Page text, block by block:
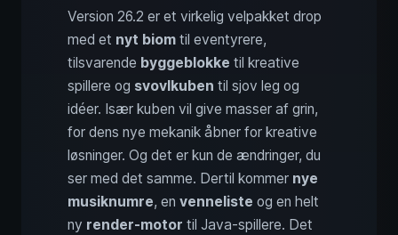
Version 26.2 er et virkelig velpakket drop
med et nyt biom til eventyrere,
tilsvarende byggeblokke til kreative
spillere og svovlkuben til sjov leg og
idéer. Især kuben vil give masser af grin,
for dens nye mekanik åbner for kreative
løsninger. Og det er kun de ændringer, du
ser med det samme. Dertil kommer nye
musiknumre, en venneliste og en helt
ny render-motor til Java-spillere. Det